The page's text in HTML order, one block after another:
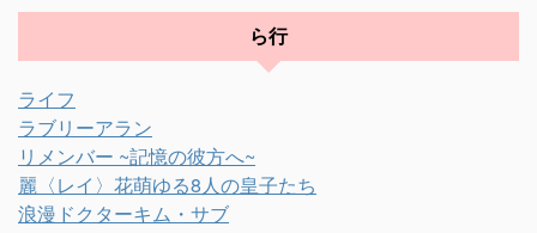
ら行
ライフ
ラブリーアラン
リメンバー ~記憶の彼方へ~
麗〈レイ〉花萌ゆる8人の皇子たち
浪漫ドクターキム・サブ